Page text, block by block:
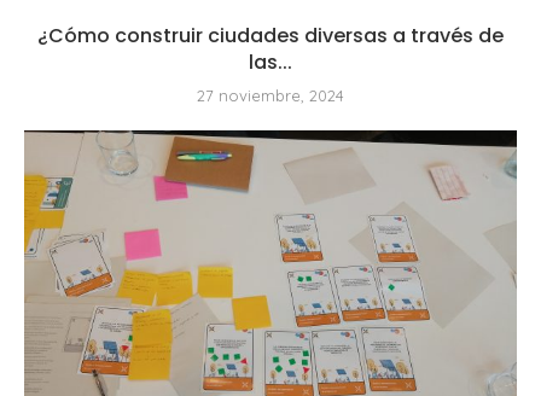
¿Cómo construir ciudades diversas a través de
las...
27 noviembre, 2024